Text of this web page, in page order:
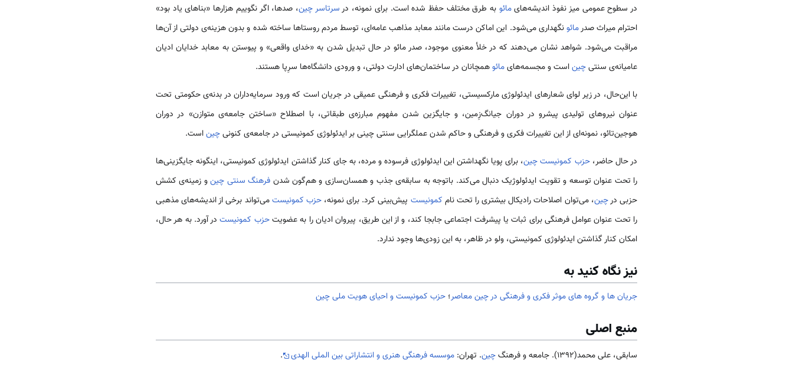
در سطوح عمومی میز نفوذ اندیشه‌هایمائو به طرق مختلف حفظ شده است. برای نمونه، درسرتاسر چین، صدها، اگر نگوییم هزارها «بناهای یاد بود»
احترام میراث صدرمائونگهداری می‌شود. این اماکن درست مانند معابد مذاهب عامه‌ای، توسط مردم روستاها ساخته شده و بدون هزینه‌ی دولتی از آن‌ها
مراقبت می‌شود. شواهد نشان می‌دهند که در خلأ معنوی موجود، صدر مائو در حال تبدیل شدن به «خدای واقعی» و پیوستن به معابد خدایان ادیان
عامیانه‌ی سنتیچیناست و مجسمه‌هایمائوهمچانان در ساختمان‌های ادارت دولتی، و ورودی دانشگاه‌ها سرِپا هستند.
با این‌حال، در زیر لوای شعارهای ایدئولوژی مارکسیستی، تغییرات فکری و فرهنگی عمیقی در جریان است که ورود سرمایه‌داران در بدنه‌ی حکومتی تحت
عنوان نیروهای تولیدی پیشرو در دوران جیانگ‌زِ‌مین، و جایگزین شدن مفهوم مبارزه‌ی طبقاتی، با اصطلاح «ساختن جامعه‌ی متوازن» در دوران
هوجین‌تائو، نمونه‌ای از این تغییرات فکری و فرهنگی و حاکم شدن عملگرایی سنتی چینی بر ایدئولوژی کمونیستی در جامعه‌ی کنونیچیناست.
در حال حاضر،حزب کمونیست چین، برای پویا نگهداشتن این ایدئولوژی فرسوده و مرده، به جای کنار گذاشتن ایدئولوژی کمونیستی، اینگونه جایگزینی‌ها
را تحت عنوان توسعه و تقویت ایدئولوژیک دنبال می‌کند. باتوجه به سابقه‌ی جذب و همسان‌سازی و هم‌گون شدن فرهنگ سنتی چینو زمینه‌ی کشش
حزبی درچین، می‌توان اصلاحات رادیکال بیشتری را تحت نام کمونیست پیش‌بینی کرد. برای نمونه،حزب کمونیستمی‌تواند برخی از اندیشه‌های مذهبی
را تحت عنوان عوامل فرهنگی برای ثبات یا پیشرفت اجتماعی جابجا کند، و از این طریق، پیروان ادیان را به عضویتحزب کمونیستدر آورد. به هر حال،
امکان کنار گذاشتن ایدئولوژی کمونیستی، ولو در ظاهر، به این زودی‌ها وجود ندارد.
نیز نگاه کنید به
جریان ها و گروه های موثر فکری و فرهنگی در چین معاصر؛ حزب کمونیست و احیای هویت ملی چین
منبع اصلی
سابقی، علی محمد(1392). جامعه و فرهنگ چین. تهران: موسسه فرهنگی هنری و انتشاراتی بین الملی الهدی .